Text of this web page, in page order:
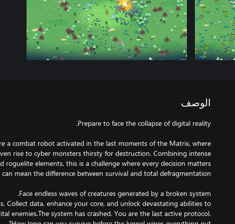
الوصف
a combat robot activated in the last moments of the Matrix, where
rise to cyber monsters thirsty for destruction. Combining intense
roguelite elements, this is a challenge where every decision matters
Collect data, enhance your core, and unlock devastating abilities to
enemies.The system has crashed. You are the last active protocol.